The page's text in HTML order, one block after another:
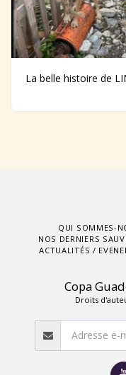
La belle histoire de
Copa
Droits
QUI SOMMES-
NOS DERNIERS
ACTUALITÉS /